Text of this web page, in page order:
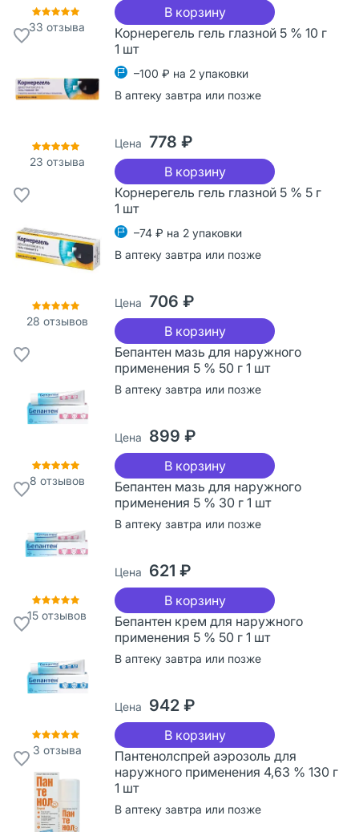
33 отзыва
В корзину
23 отзыва
Корнерегель гель глазной 5 % 10 г
1 шт
–100 ₽ на 2 упаковки
В аптеку завтра или позже
Цена 778 ₽
В корзину
28 отзывов
Корнерегель гель глазной 5 % 5 г
1 шт
–74 ₽ на 2 упаковки
В аптеку завтра или позже
Цена 706 ₽
В корзину
8 отзывов
Бепантен мазь для наружного
применения 5 % 50 г 1 шт
В аптеку завтра или позже
Цена 899 ₽
В корзину
15 отзывов
Бепантен мазь для наружного
применения 5 % 30 г 1 шт
В аптеку завтра или позже
Цена 621 ₽
В корзину
3 отзыва
Бепантен крем для наружного
применения 5 % 50 г 1 шт
В аптеку завтра или позже
Цена 942 ₽
В корзину
Пантенолспрей аэрозоль для
наружного применения 4,63 % 130 г
1 шт
В аптеку завтра или позже